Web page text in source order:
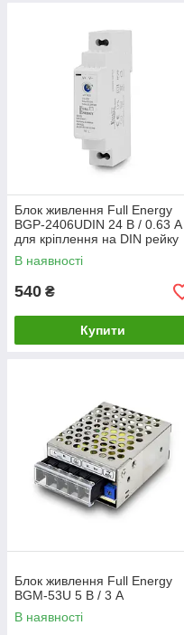
Блок живлення Full Energy
BGP-2406UDIN 24 В / 0.63 А
для кріплення на DIN рейку
В наявності
540 ₴
Купити
Блок живлення Full Energy
BGM-53U 5 В / 3 А
В наявності